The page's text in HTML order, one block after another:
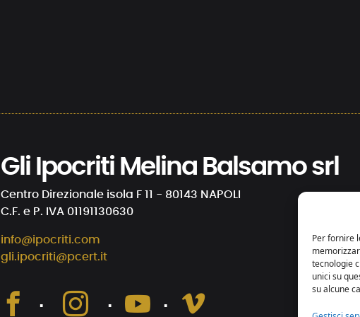
Per fornire
tecnologie
unici su
su alcune
Gli Ipocriti Melina Balsamo srl
Centro Direzionale isola F 11 - 80143 NAPOLI
C.F. e P. IVA 01191130630
info@ipocriti.com
gli.ipocriti@pcert.it
⋅ ⋅ ⋅